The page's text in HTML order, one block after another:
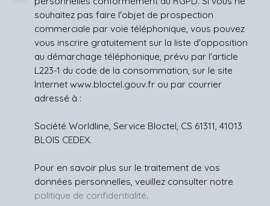
souhaitez pas faire l'objet de prospection
commerciale par voie téléphonique, vous pouvez
vous inscrire gratuitement sur la liste d'opposition
au démarchage téléphonique, prévu par l'article
L223-1 du code de la consommation, sur le site
Internet www.bloctel.gouv.fr ou par courrier
adressé à :
Société Worldline, Service Bloctel, CS 61311, 41013
BLOIS CEDEX.
Pour en savoir plus sur le traitement de vos
données personnelles, veuillez consulter notre
politique de confidentialité.